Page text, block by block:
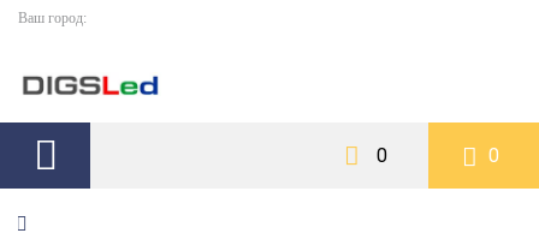
Ваш город:
0 0